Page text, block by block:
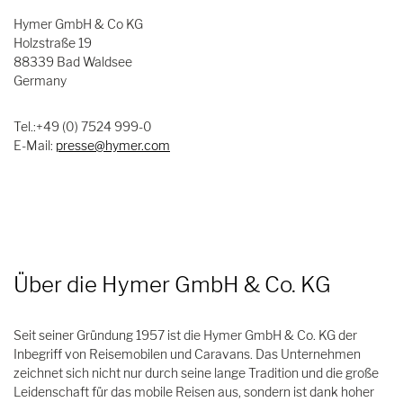
Hymer GmbH & Co KG
Holzstraße 19
88339 Bad Waldsee
Germany
Tel.:+49 (0) 7524 999-0
E-Mail: presse@hymer.com
Über die Hymer GmbH & Co. KG
Seit seiner Gründung 1957 ist die Hymer GmbH & Co. KG der
Inbegriff von Reisemobilen und Caravans. Das Unternehmen
zeichnet sich nicht nur durch seine lange Tradition und die große
Leidenschaft für das mobile Reisen aus, sondern ist dank hoher